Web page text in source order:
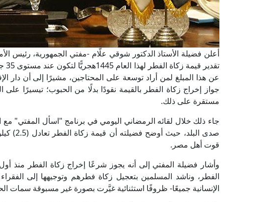
أعلن فضيلة الأستاذ الدكتور شوقي علَّام -مفتي الجمهورية، رئيس
عن هذا المبلغ لمن أراد توسعة على المحتاجين، مشيرًا إلى أن دار
جواز إخراج زكاة الفطر بالقيمة نقودًا بدلًا من الحبوب؛ تيسيرًا
مستقرة على ذلك.
جاء ذلك خلال لقائه الرمضاني اليومي في برنامج "اسأل المفتي"
صدى
قوت أهل مصر.
وأشار فضيلة المفتي إلى أنه يجوز شرعًا إخراج زكاة الفطر
الفطر، وناشد المسلمين بتعجيل زكاة فطرهم وتوجيهها إلى
الإنسانية جميعًا- ظروفًا استثنائية غيَّرت بصورة غير مسبوقة سمات